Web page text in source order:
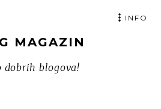
MAGAZIN
dobrih blogova!
INFO